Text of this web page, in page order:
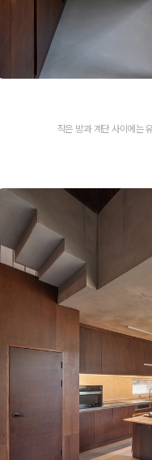
작은 방과 계단 사이에는